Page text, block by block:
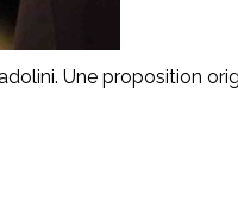
Une proposition